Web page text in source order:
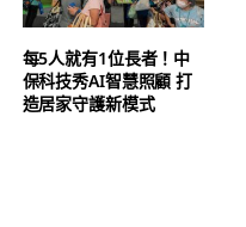
每5人就有1位長者！中
保科技秀AI智慧照顧 打
造居家守護新模式